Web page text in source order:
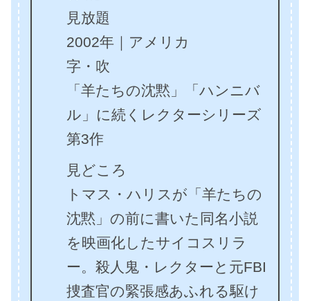
見放題
2002年｜アメリカ
字・吹
「羊たちの沈黙」「ハンニバ
ル」に続くレクターシリーズ
第3作
見どころ
トマス・ハリスが「羊たちの
沈黙」の前に書いた同名小説
を映画化したサイコスリラ
ー。殺人鬼・レクターと元FBI
捜査官の緊張感あふれる駆け